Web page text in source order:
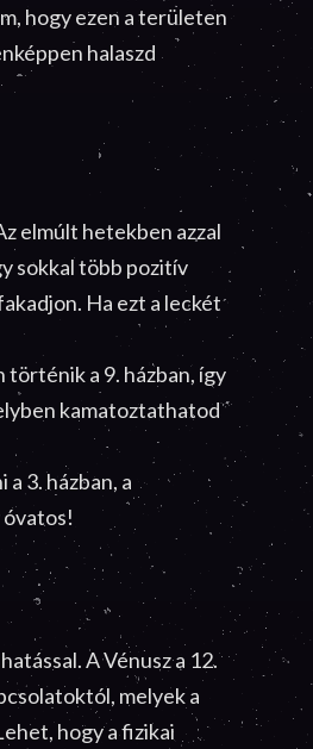
hogy ezen a területen
halaszd
elmúlt hetekben azzal
sokkal több pozitív
Ha ezt a leckét
a 9. házban, így
kamatoztathatod
3. házban, a
A Vénusz a 12.
melyek a
hogy a fizikai